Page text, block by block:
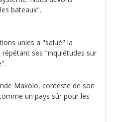
bateaux".
unies a "salué" la
ses "inquiétudes sur
Makolo, conteste de son
un pays sûr pour les